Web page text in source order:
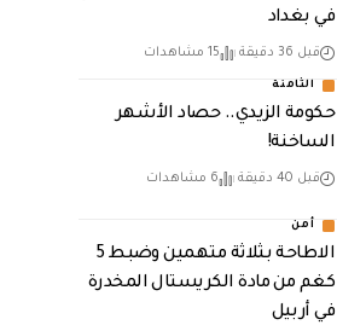
في بغداد
قبل 36 دقيقة 15 مشاهدات
الثامنة
حكومة الزيدي.. حصاد الأشهر
الساخنة!
قبل 40 دقيقة 6 مشاهدات
أمن
الاطاحة بثلاثة متهمين وضبط 5
كغم من مادة الكريستال المخدرة ​
في أربيل